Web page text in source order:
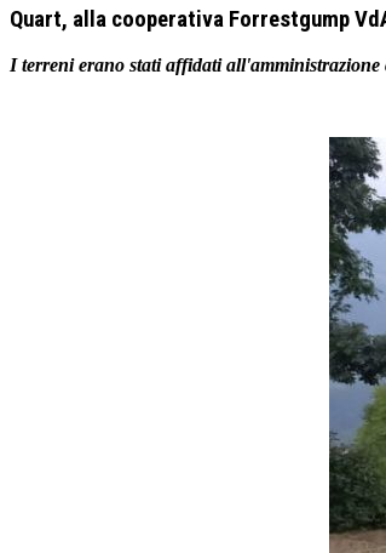
Quart, alla cooperativa Forrestgump
I terreni erano stati affidati